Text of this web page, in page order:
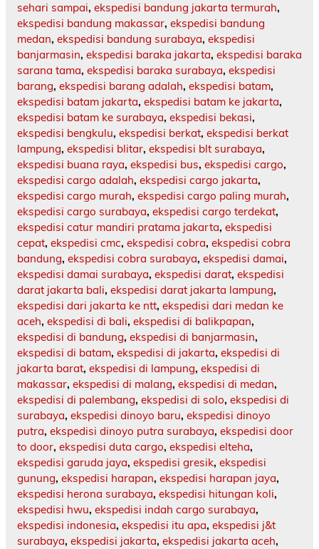
sehari sampai, ekspedisi bandung jakarta termurah,
ekspedisi bandung makassar, ekspedisi bandung
medan, ekspedisi bandung surabaya, ekspedisi
banjarmasin, ekspedisi baraka jakarta, ekspedisi baraka
sarana tama, ekspedisi baraka surabaya, ekspedisi
barang, ekspedisi barang adalah, ekspedisi batam,
ekspedisi batam jakarta, ekspedisi batam ke jakarta,
ekspedisi batam ke surabaya, ekspedisi bekasi,
ekspedisi bengkulu, ekspedisi berkat, ekspedisi berkat
lampung, ekspedisi blitar, ekspedisi blt surabaya,
ekspedisi buana raya, ekspedisi bus, ekspedisi cargo,
ekspedisi cargo adalah, ekspedisi cargo jakarta,
ekspedisi cargo murah, ekspedisi cargo paling murah,
ekspedisi cargo surabaya, ekspedisi cargo terdekat,
ekspedisi catur mandiri pratama jakarta, ekspedisi
cepat, ekspedisi cmc, ekspedisi cobra, ekspedisi cobra
bandung, ekspedisi cobra surabaya, ekspedisi damai,
ekspedisi damai surabaya, ekspedisi darat, ekspedisi
darat jakarta bali, ekspedisi darat jakarta lampung,
ekspedisi dari jakarta ke ntt, ekspedisi dari medan ke
aceh, ekspedisi di bali, ekspedisi di balikpapan,
ekspedisi di bandung, ekspedisi di banjarmasin,
ekspedisi di batam, ekspedisi di jakarta, ekspedisi di
jakarta barat, ekspedisi di lampung, ekspedisi di
makassar, ekspedisi di malang, ekspedisi di medan,
ekspedisi di palembang, ekspedisi di solo, ekspedisi di
surabaya, ekspedisi dinoyo baru, ekspedisi dinoyo
putra, ekspedisi dinoyo putra surabaya, ekspedisi door
to door, ekspedisi duta cargo, ekspedisi elteha,
ekspedisi garuda jaya, ekspedisi gresik, ekspedisi
gunung, ekspedisi harapan, ekspedisi harapan jaya,
ekspedisi herona surabaya, ekspedisi hitungan koli,
ekspedisi hwu, ekspedisi indah cargo surabaya,
ekspedisi indonesia, ekspedisi itu apa, ekspedisi j&t
surabaya, ekspedisi jakarta, ekspedisi jakarta aceh,